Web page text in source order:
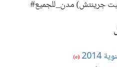
(e)